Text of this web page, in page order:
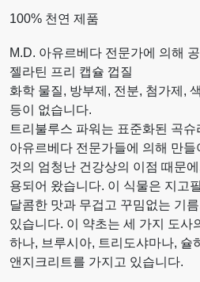
100% 천연 제품
M.D. 아유르베다 전문가에 의해
젤라틴 프리 캡슐 껍질
화학 물질, 방부제, 전분, 첨가제,
등이 없습니다.
트리불루스 파워는 표준화된 곡
아유르베다 전문가들에 의해 만
것의 엄청난 건강상의 이점 때문
용되어 왔습니다. 이 식물은 지고
달콤한 맛과 무겁고 꾸밈없는 기
있습니다. 이 약초는 세 가지 도사
하나, 브루시아, 트리도샤마나, 슐
앤지크리트를 가지고 있습니다.